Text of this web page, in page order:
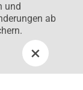
und
ab
×